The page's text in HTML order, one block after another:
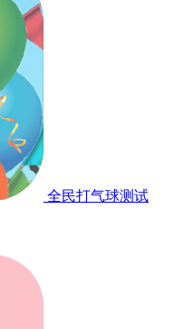
全民打气球测试